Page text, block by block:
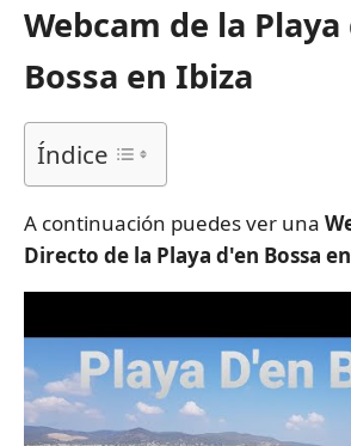
Webcam de la Playa
Bossa en Ibiza
Índice
A continuación puedes ver una
Directo de la Playa d'en Bossa